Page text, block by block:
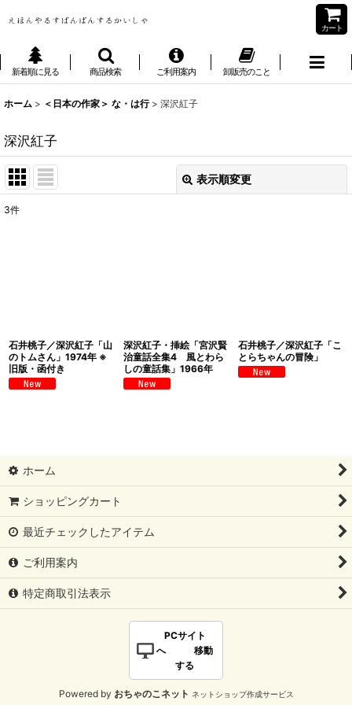
カート
新着順に見る 商品検索 ご利用案内 卸販売のこと
ホーム > ＜日本の作家＞ な・は行 > 深沢紅子
深沢紅子
表示順変更
3件
石井桃子／深沢紅子「山
のトムさん」1974年 ※
旧版・函付き
深沢紅子・挿絵「宮沢賢
治童話全集4 風とわら
しの童話集」1966年
石井桃子／深沢紅子「こ
とらちゃんの冒険」
ホーム
ショッピングカート
最近チェックしたアイテム
ご利用案内
特定商取引法表示
PCサイト
へ 移動
する
Powered by おちゃのこネット ネットショップ作成サービス